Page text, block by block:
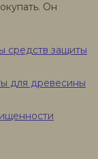
Он
средств защиты
для древесины